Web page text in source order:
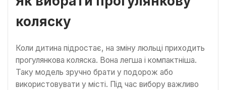
коляску
Коли дитина підростає, на зміну люльці приходить
прогулянкова коляска. Вона легша і компактніша.
Таку модель зручно брати у подорож або
використовувати у місті. Під час вибору важливо